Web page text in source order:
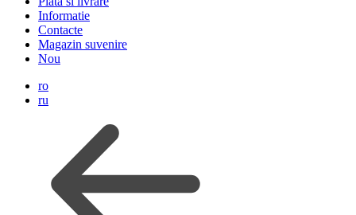
Informatie
Contacte
Magazin suvenire
Nou
ro
ru